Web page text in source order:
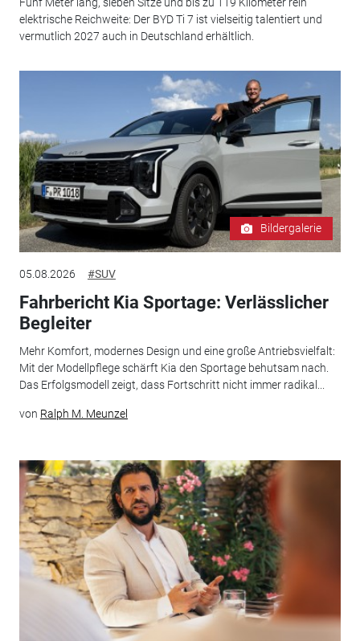
elektrische Reichweite: Der BYD Ti 7 ist vielseitig talentiert und
vermutlich 2027 auch in Deutschland erhältlich.
Bildergalerie
05.08.2026 #SUV
Fahrbericht Kia Sportage: Verlässlicher
Begleiter
Mehr Komfort, modernes Design und eine große Antriebsvielfalt:
Mit der Modellpflege schärft Kia den Sportage behutsam nach.
Das Erfolgsmodell zeigt, dass Fortschritt nicht immer radikal...
von Ralph M. Meunzel